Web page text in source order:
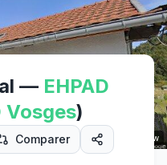
Street View
— EHPAD
Vosges)
Comparer